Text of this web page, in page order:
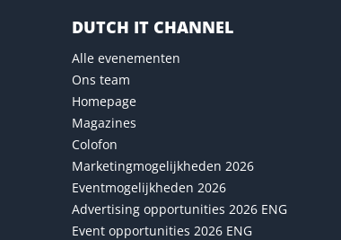
DUTCH IT CHANNEL
Alle evenementen
Ons team
Homepage
Magazines
Colofon
Marketingmogelijkheden 2026
Eventmogelijkheden 2026
Advertising opportunities 2026 ENG
Event opportunities 2026 ENG